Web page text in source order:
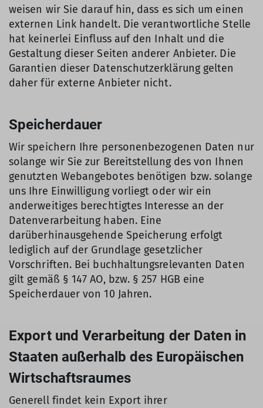
weisen wir Sie darauf hin, dass es sich um einen
externen Link handelt. Die verantwortliche Stelle
hat keinerlei Einfluss auf den Inhalt und die
Gestaltung dieser Seiten anderer Anbieter. Die
Garantien dieser Datenschutzerklärung gelten
daher für externe Anbieter nicht.
Speicherdauer
Wir speichern Ihre personenbezogenen Daten nur
solange wir Sie zur Bereitstellung des von Ihnen
genutzten Webangebotes benötigen bzw. solange
uns Ihre Einwilligung vorliegt oder wir ein
anderweitiges berechtigtes Interesse an der
Datenverarbeitung haben. Eine
darüberhinausgehende Speicherung erfolgt
lediglich auf der Grundlage gesetzlicher
Vorschriften. Bei buchhaltungsrelevanten Daten
gilt gemäß § 147 AO, bzw. § 257 HGB eine
Speicherdauer von 10 Jahren.
Export und Verarbeitung der Daten in
Staaten außerhalb des Europäischen
Wirtschaftsraumes
Generell findet kein Export ihrer